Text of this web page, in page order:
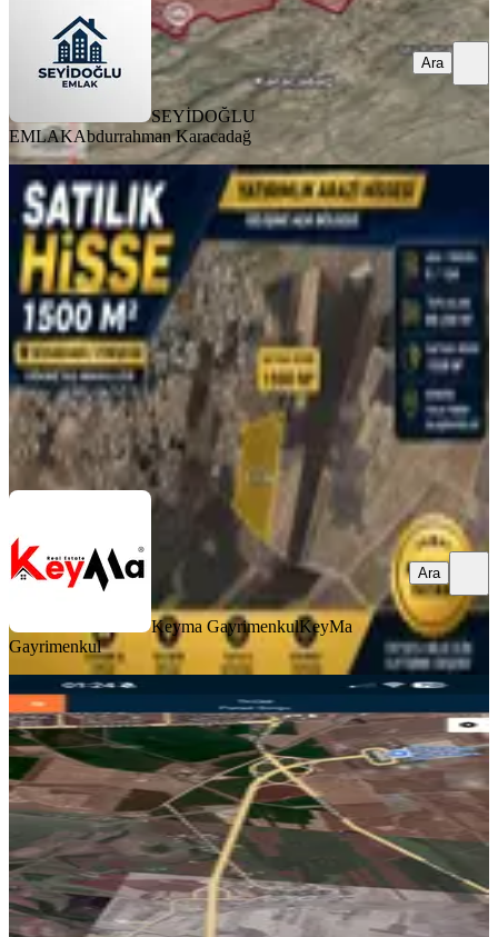
SEYİDOĞLU
EMLAKAbdurrahman Karacadağ
Ara
Cankatran Da Satılık Arazi ( 0/ 134)
Diyarbakır, Yenişehir
1500 m²· 5.800/m²·06.08.2026
8.700.000 ₺
Keyma GayrimenkulKeyMa Gayrimenkul
Ara
Keyma GayrimenkulKeyMa
Gayrimenkul
Ara
Cumaya Kadar Acil Satılık
Diyarbakır, Bağlar
2205 m²·Parselli, Yolu Açılmış · 950/m²
06.08.2026
2.095.000 ₺
CANENSAR GAYRİMENKULİdris Can